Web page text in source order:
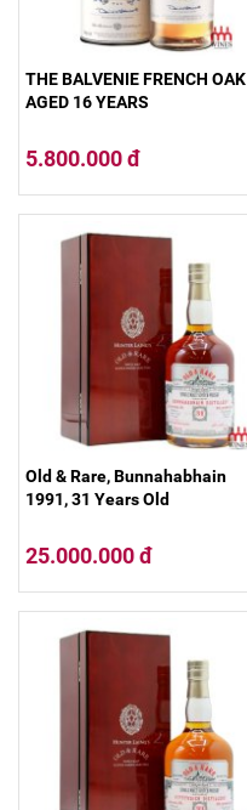
THE BALVENIE FRENCH OAK
AGED 16 YEARS
5.800.000 đ
Old & Rare, Bunnahabhain
1991, 31 Years Old
25.000.000 đ